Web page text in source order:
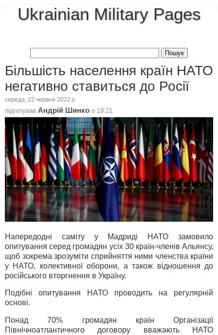
Ukrainian Military Pages
Більшість населення країн НАТО
негативно ставиться до Росії
середа, 22 червня 2022 р.
підготував Андрій Шинко о 19:21
Напередодні саміту у Мадриді НАТО замовило
опитування серед громадян усіх 30 країн-членів Альянсу,
щоб зокрема зрозуміти сприйняття ними членства країни
у НАТО, колективної оборони, а також відношення до
російського вторгнення в Україну.
Подібні опитування НАТО проводить на регулярній
основі.
Понад 70% громадян країн Організації
Північноатлантичного договору вважають НАТО